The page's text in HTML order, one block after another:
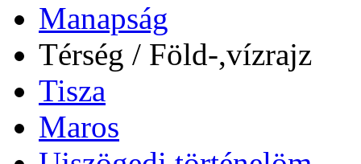
Manapság
Térség / Föld-,vízrajz
Tisza
Maros